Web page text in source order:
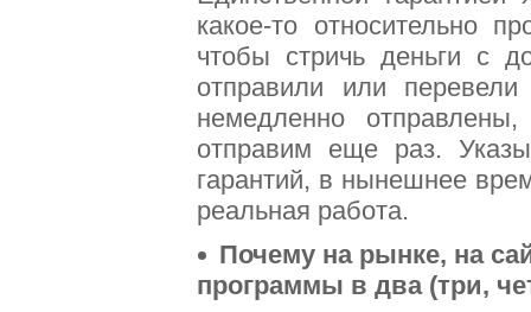
какое-то относительно
чтобы стричь деньги с
отправили или
немедленно
отправим еще раз.
гарантий, в нынешнее
реальная работа.
Почему на рынке, на
программы в два (три,